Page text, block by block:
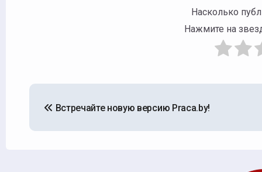
Насколько
Нажмите на
записям
Встречайте новую версию Praca.by!